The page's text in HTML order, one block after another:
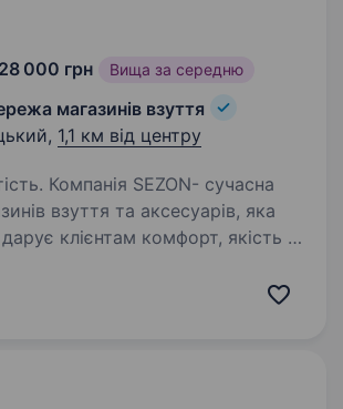
000 грн Вища за середню
магазинів взуття
1,1 км від центру
сучасна
взуття та аксесуарів, яка
клієнтам комфорт, якість і
від українських виробників у